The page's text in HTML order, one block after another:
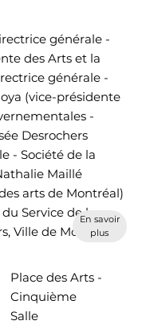
générale -
des Arts et la
générale -
(vice-présidente
-
Desrochers
- Société de la
Maillé
arts de Montréal)
Service de la
Ville de Montréal)
En savoir
plus
Place des Arts -
Cinquième
Salle